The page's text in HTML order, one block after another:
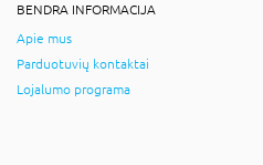
BENDRA INFORMACIJA
Apie mus
Parduotuvių kontaktai
Lojalumo programa